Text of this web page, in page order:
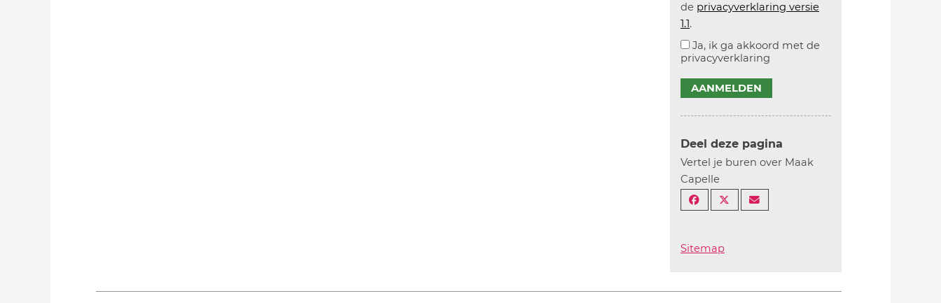
de privacyverklaring versie
1.1.
Ja, ik ga akkoord met de
privacyverklaring
AANMELDEN
Deel deze pagina
Vertel je buren over Maak
Capelle
Sitemap